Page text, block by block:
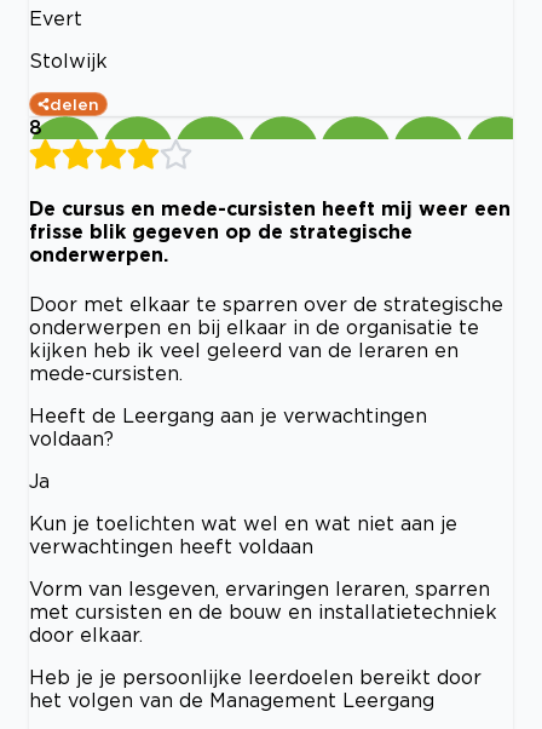
Evert
Stolwijk
delen
8
De cursus en mede-cursisten heeft mij weer een
frisse blik gegeven op de strategische
onderwerpen.
Door met elkaar te sparren over de strategische
onderwerpen en bij elkaar in de organisatie te
kijken heb ik veel geleerd van de leraren en
mede-cursisten.
Heeft de Leergang aan je verwachtingen
voldaan?
Ja
Kun je toelichten wat wel en wat niet aan je
verwachtingen heeft voldaan
Vorm van lesgeven, ervaringen leraren, sparren
met cursisten en de bouw en installatietechniek
door elkaar.
Heb je je persoonlijke leerdoelen bereikt door
het volgen van de Management Leergang